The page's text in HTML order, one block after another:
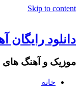
Skip to content
دانلود رایگان
موزیک و آهنگ های
خانه